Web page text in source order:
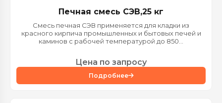
Печная смесь СЭВ,25 кг
Смесь печная СЭВ применяется для кладки из
красного кирпича промышленных и бытовых печей и
каминов с рабочей температурой до 850...
Подробнее
Цена по запросу